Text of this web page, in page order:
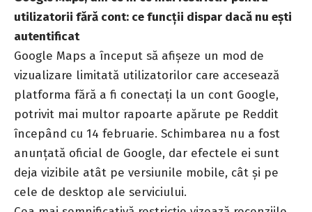
utilizatorii fără cont: ce funcții dispar dacă nu ești
autentificat
Google Maps a început să afișeze un mod de
vizualizare limitată utilizatorilor care accesează
platforma fără a fi conectați la un cont Google,
potrivit mai multor rapoarte apărute pe Reddit
începând cu 14 februarie. Schimbarea nu a fost
anunțată oficial de Google, dar efectele ei sunt
deja vizibile atât pe versiunile mobile, cât și pe
cele de desktop ale serviciului.